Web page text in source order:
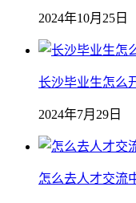
2024年10月25日
长沙毕业生怎么
2024年7月29日
怎么去人才交流